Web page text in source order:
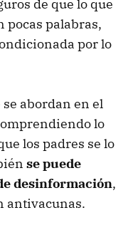
de que lo que
pocas palabras,
por lo
abordan en el
lo
los padres se lo
se puede
desinformación,
antivacunas.